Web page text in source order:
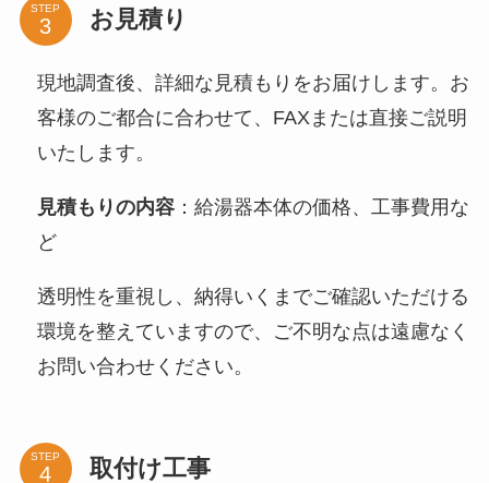
STEP お見積り
現地調査後、詳細な見積もりをお届けします。お
客様のご都合に合わせて、FAXまたは直接ご説明
いたします。
見積もりの内容：給湯器本体の価格、工事費用な
ど
透明性を重視し、納得いくまでご確認いただける
環境を整えていますので、ご不明な点は遠慮なく
お問い合わせください。
STEP 取付け工事